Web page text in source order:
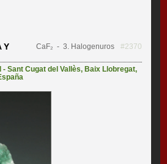
Y
CaF₂ - 3. Halogenuros #2370
- Sant Cugat del Vallès, Baix Llobregat,